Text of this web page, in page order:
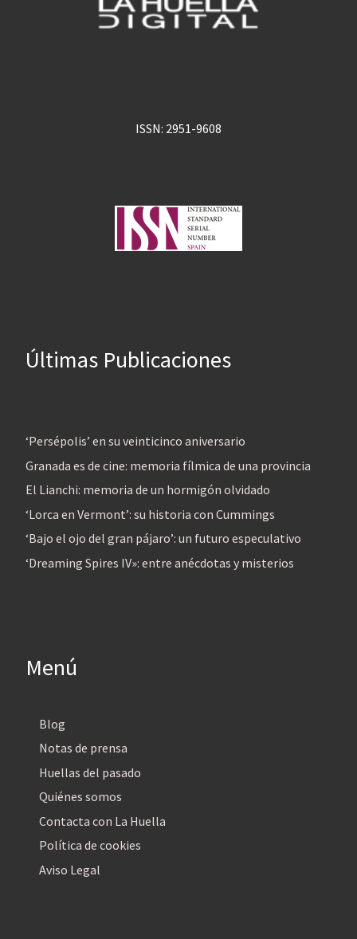
ISSN: 2951-9608
Últimas Publicaciones
‘Persépolis’ en su veinticinco aniversario
Granada es de cine: memoria fílmica de una provincia
El Lianchi: memoria de un hormigón olvidado
‘Lorca en Vermont’: su historia con Cummings
‘Bajo el ojo del gran pájaro’: un futuro especulativo
‘Dreaming Spires IV»: entre anécdotas y misterios
Menú
Blog
Notas de prensa
Huellas del pasado
Quiénes somos
Contacta con La Huella
Política de cookies
Aviso Legal